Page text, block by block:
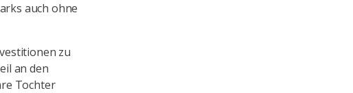
auch ohne
zu
an den
Tochter